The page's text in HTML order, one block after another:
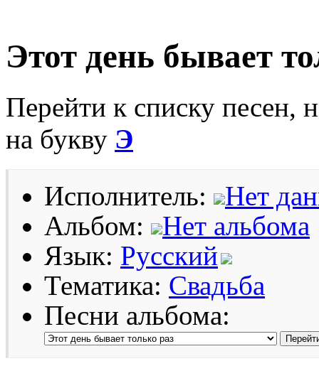
Этот день бывает
Перейти к списку песен,
на букву Э
Исполнитель:
Нет
Альбом:
Нет альбома
Язык: Русский
Тематика: Свадьба
Песни альбома: